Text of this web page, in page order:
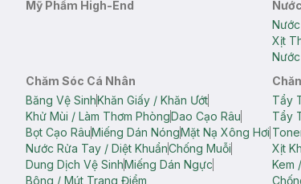
Mỹ Phẩm High-End
Xịt
Chăm Sóc Cá Nhân
Băng Vệ SinhKhăn Giấy / Khăn Ướt
Khử Mùi / Làm Thơm PhòngDao Cạo Râu
Bọt Cạo RâuMiếng Dán NóngMặt Nạ Xông Hơi
Nước Rửa Tay / Diệt KhuẩnChống Muỗi
Dung Dịch Vệ SinhMiếng Dán Ngực
Bông / Mút Trang Điểm
Tẩy
Tẩy
Xịt
Kem